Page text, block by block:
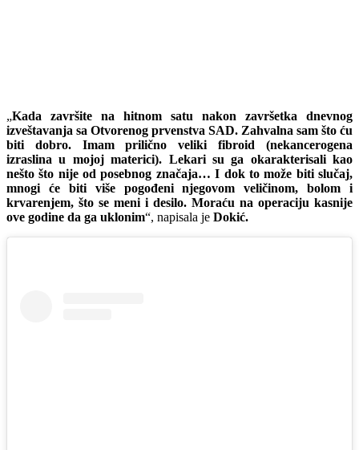
„Kada završite na hitnom satu nakon završetka dnevnog
izveštavanja sa Otvorenog prvenstva SAD. Zahvalna sam što ću
biti dobro. Imam prilično veliki fibroid (nekancerogena
izraslina u mojoj materici). Lekari su ga okarakterisali kao
nešto što nije od posebnog značaja… I dok to može biti slučaj,
mnogi će biti više pogođeni njegovom veličinom, bolom i
krvarenjem, što se meni i desilo. Moraću na operaciju kasnije
ove godine da ga uklonim“, napisala je Dokić.